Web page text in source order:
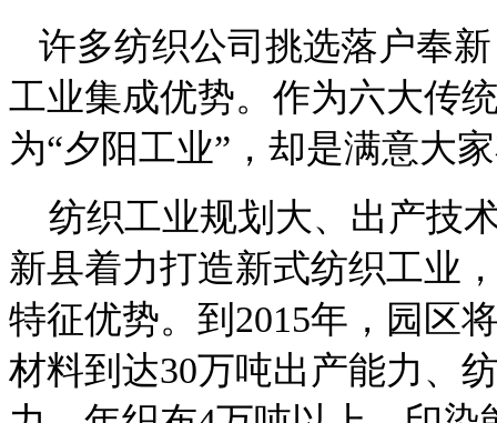
许多纺织公司挑选落户奉
工业集成优势。作为六大传
为“夕阳工业”，却是满意大
纺织工业规划大、出产技
新县着力打造新式纺织工业
特征优势。到2015年，园区
材料到达30万吨出产能力、